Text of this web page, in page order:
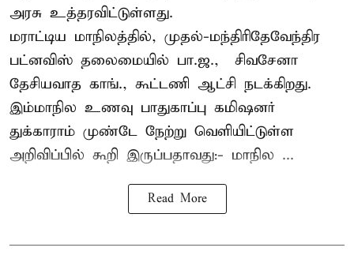
அரசு உத்தரவிட்டுள்ளது.
மராட்டிய மாநிலத்தில், முதல்-மந்திரிதேவேந்திர
பட்னவிஸ் தலைமையில் பா.ஜ., – சிவசேனா –
தேசியவாத காங்., கூட்டணி ஆட்சி நடக்கிறது.
இம்மாநில உணவு பாதுகாப்பு கமிஷனர்
துக்காராம் முண்டே நேற்று வெளியிட்டுள்ள
அறிவிப்பில் கூறி இருப்பதாவது:- மாநில ...
Read More